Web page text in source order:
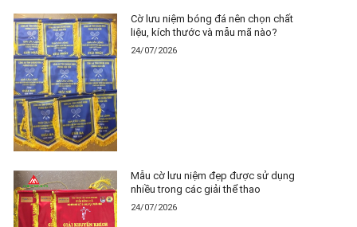
Cờ lưu niệm bóng đá nên chọn chất
liệu, kích thước và mẫu mã nào?
24/07/2026
Mẫu cờ lưu niệm đẹp được sử dụng
nhiều trong các giải thể thao
24/07/2026